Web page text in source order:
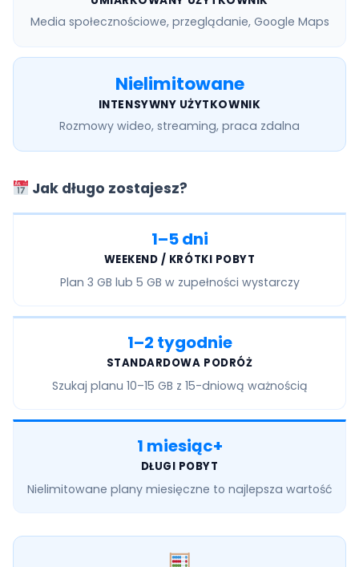
Media społecznościowe, przeglądanie, Google Maps
Nielimitowane
INTENSYWNY UŻYTKOWNIK
Rozmowy wideo, streaming, praca zdalna
Jak długo zostajesz?
1–5 dni
WEEKEND / KRÓTKI POBYT
Plan 3 GB lub 5 GB w zupełności wystarczy
1–2 tygodnie
STANDARDOWA PODRÓŻ
Szukaj planu 10–15 GB z 15-dniową ważnością
1 miesiąc+
DŁUGI POBYT
Nielimitowane plany miesięczne to najlepsza wartość